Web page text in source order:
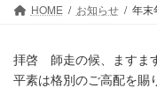
HOME お知らせ 年末
拝啓 師走の候、ますま
平素は格別のご高配を賜